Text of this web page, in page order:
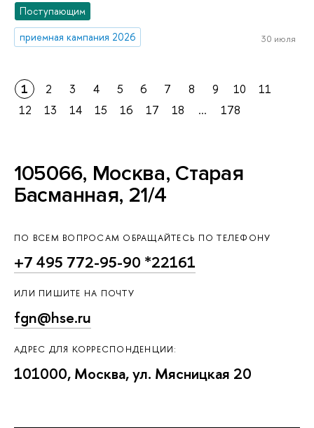
Поступающим
приемная кампания 2026
30 июля
1 2 3 4 5 6 7 8 9 10
11
12
13 14 15 16 17 18 ... 178
105066, Москва, Старая
Басманная, 21/4
ПО ВСЕМ ВОПРОСАМ ОБРАЩАЙТЕСЬ ПО ТЕЛЕФОНУ
+7 495 772-95-90 *22161
ИЛИ ПИШИТЕ НА ПОЧТУ
fgn@hse.ru
АДРЕС ДЛЯ КОРРЕСПОНДЕНЦИИ:
101000, Москва, ул. Мясницкая 20